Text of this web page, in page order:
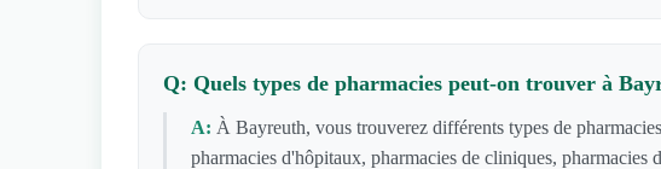
Q: Quels types de pharmacies peut-on trouver à
A: À Bayreuth, vous trouverez différents types de
pharmacies d'hôpitaux, pharmacies de cliniques,